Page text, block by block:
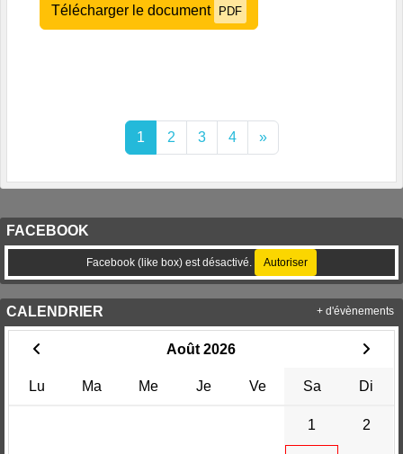
Télécharger le document PDF
1 2 3 4 »
FACEBOOK
Facebook (like box) est désactivé. Autoriser
CALENDRIER
Août 2026
Lu Ma Me Je Ve Sa Di
1 2
+ d'évènements